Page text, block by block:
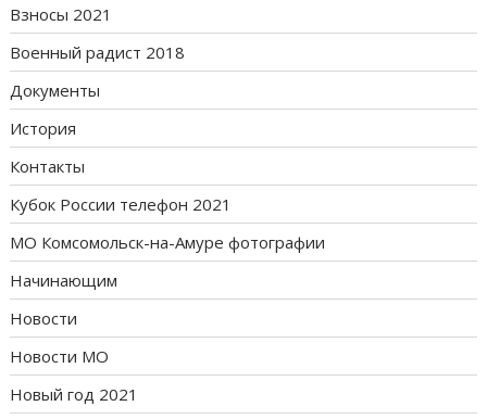
Взносы 2021
Военный радист 2018
Документы
История
Контакты
Кубок России телефон 2021
МО Комсомольск-на-Амуре фотографии
Начинающим
Новости
Новости МО
Новый год 2021